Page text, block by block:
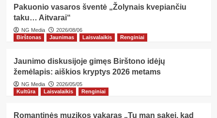
Pakuonio vasaros šventė „Žolynais kvepiančiu
taku… Aitvarai“
NG Media
2026/08/06
Birštonas
Jaunimas Laisvalaikis Renginiai
Jaunimo diskusijoje gimęs Birštono idėjų
žemėlapis: aiškios kryptys 2026 metams
NG Media
2026/05/05
Kultūra
Laisvalaikis Renginiai
Romantinės muzikos vakaras „Tu man sakei, kad